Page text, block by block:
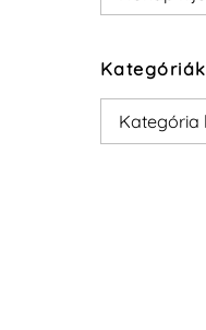
Kategóriák
Kategóriák